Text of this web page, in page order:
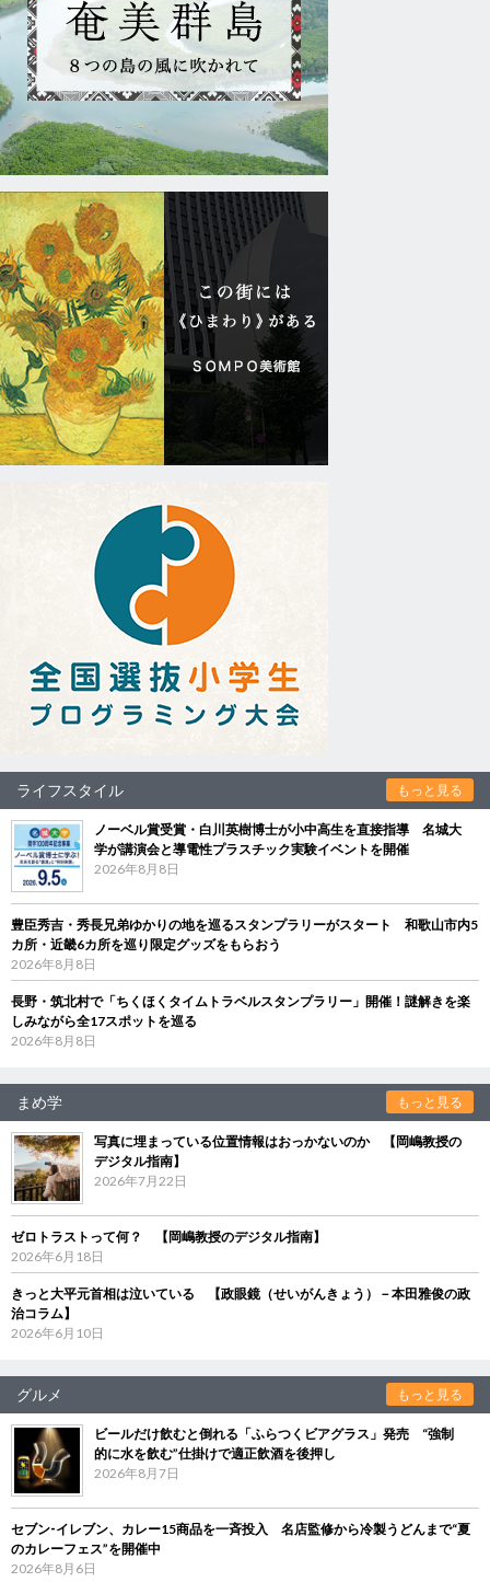
ライフスタイル もっと見る
ノーベル賞受賞・白川英樹博士が小中高生を直接指導 名城大
学が講演会と導電性プラスチック実験イベントを開催
2026年8月8日
豊臣秀吉・秀長兄弟ゆかりの地を巡るスタンプラリーがスタート 和歌山市内5
カ所・近畿6カ所を巡り限定グッズをもらおう
2026年8月8日
長野・筑北村で「ちくほくタイムトラベルスタンプラリー」開催！謎解きを楽
しみながら全17スポットを巡る
2026年8月8日
まめ学 もっと見る
写真に埋まっている位置情報はおっかないのか 【岡嶋教授の
デジタル指南】
2026年7月22日
ゼロトラストって何？ 【岡嶋教授のデジタル指南】
2026年6月18日
きっと大平元首相は泣いている 【政眼鏡（せいがんきょう）－本田雅俊の政
治コラム】
2026年6月10日
グルメ もっと見る
ビールだけ飲むと倒れる「ふらつくビアグラス」発売 “強制
的に水を飲む”仕掛けで適正飲酒を後押し
2026年8月7日
セブン‐イレブン、カレー15商品を一斉投入 名店監修から冷製うどんまで“夏
のカレーフェス”を開催中
2026年8月6日